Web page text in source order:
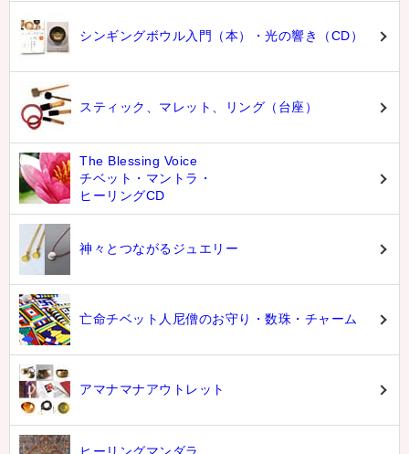
シンギングボウル入門（本）・光の響き（CD）
スティック、マレット、リング（台座）
The Blessing Voice
チベット・マントラ・
ヒーリングCD
神々とつながるジュエリー
亡命チベット人尼僧のお守り・数珠・チャーム
アマナマナアウトレット